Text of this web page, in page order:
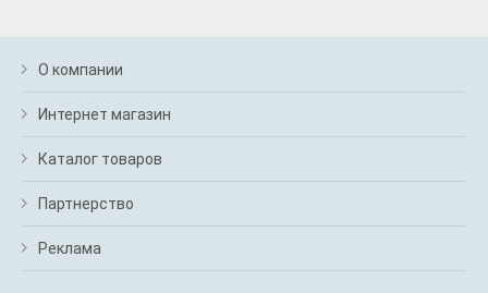
О компании
Интернет магазин
Каталог товаров
Партнерство
Реклама